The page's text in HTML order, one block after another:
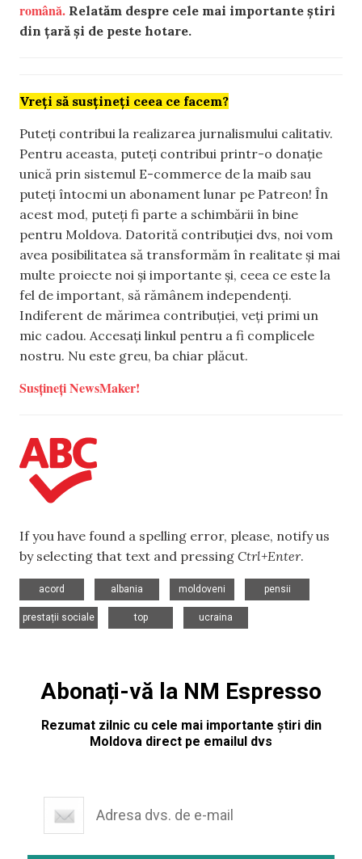
română. Relatăm despre cele mai importante știri
din țară și de peste hotare.
Vreți să susțineți ceea ce facem?
Puteți contribui la realizarea jurnalismului calitativ.
Pentru aceasta, puteți contribui printr-o donație
unică prin sistemul E-commerce de la maib sau
puteți întocmi un abonament lunar pe Patreon! În
acest mod, puteți fi parte a schimbării în bine
pentru Moldova. Datorită contribuției dvs, noi vom
avea posibilitatea să transformăm în realitate și mai
multe proiecte noi și importante și, ceea ce este la
fel de important, să rămânem independenți.
Indiferent de mărimea contribuției, veți primi un
mic cadou. Accesați linkul pentru a fi complicele
nostru. Nu este greu, ba chiar plăcut.
Susțineți NewsMaker!
If you have found a spelling error, please, notify us
by selecting that text and pressing Ctrl+Enter.
acord
albania
moldoveni
pensii
prestații sociale
top
ucraina
Abonați-vă la NM Espresso
Rezumat zilnic cu cele mai importante știri din
Moldova direct pe emailul dvs